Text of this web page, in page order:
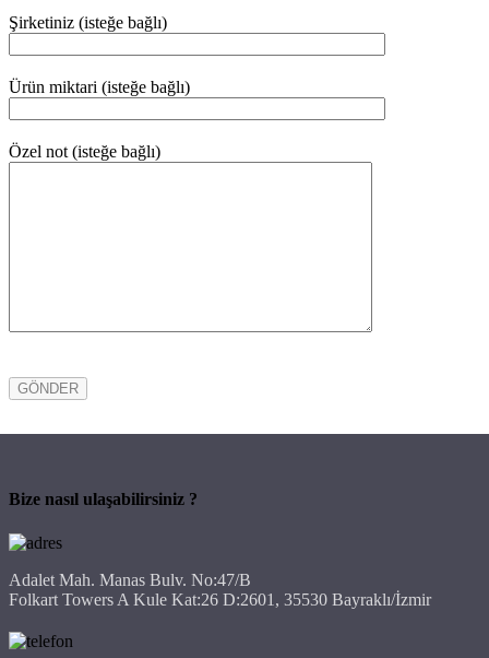
Şirketiniz (isteğe bağlı)
Ürün miktari (isteğe bağlı)
Özel not (isteğe bağlı)
Bize nasıl ulaşabilirsiniz ?
Adalet Mah. Manas Bulv. No:47/B
Folkart Towers A Kule Kat:26 D:2601, 35530 Bayraklı/İzmir